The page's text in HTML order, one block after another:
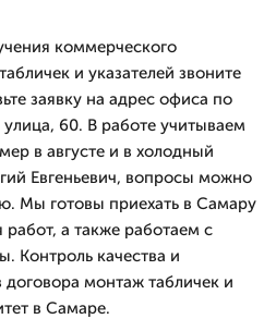
коммерческого
и указателей звоните
заявку на адрес офиса по
60. В работе учитываем
в августе и в холодный
Евгеньевич, вопросы можно
Мы готовы приехать в Самару
а также работаем с
Контроль качества и
монтаж табличек и
в Самаре.